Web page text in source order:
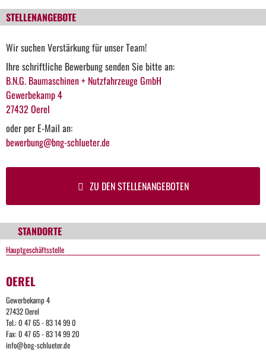
STELLENANGEBOTE
Wir suchen Verstärkung für unser Team!
Ihre schriftliche Bewerbung senden Sie bitte an:
B.N.G. Baumaschinen + Nutzfahrzeuge GmbH
Gewerbekamp 4
27432 Oerel
oder per E-Mail an:
bewerbung@bng-schlueter.de
ZU DEN STELLENANGEBOTEN
STANDORTE
Hauptgeschäftsstelle
OEREL
Gewerbekamp 4
27432 Oerel
Tel.: 0 47 65 - 83 14 99 0
Fax: 0 47 65 - 83 14 99 20
info@bng-schlueter.de